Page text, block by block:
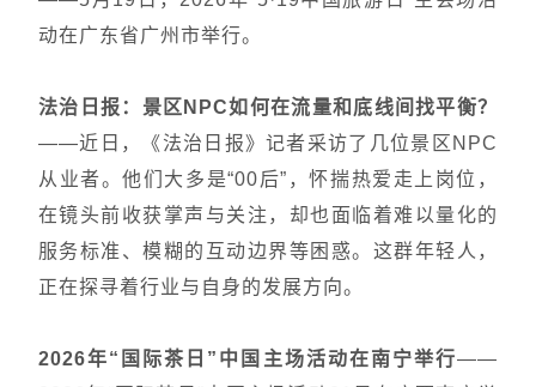
动在广东省广州市举行。
法治日报：景区NPC如何在流量和底线间找平衡？
——近日，《法治日报》记者采访了几位景区NPC
从业者。他们大多是“00后”，怀揣热爱走上岗位，
在镜头前收获掌声与关注，却也面临着难以量化的
服务标准、模糊的互动边界等困惑。这群年轻人，
正在探寻着行业与自身的发展方向。
2026年“国际茶日”中国主场活动在南宁举行——